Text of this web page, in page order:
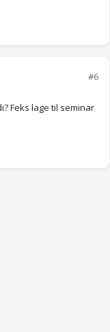
#6
Feks lage til seminar